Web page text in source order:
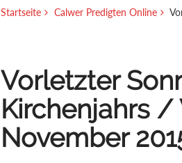
Startseite Calwer Predigten Online
Vorletzter
Kirchenjahrs /
November